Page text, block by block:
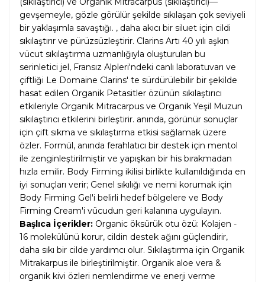
gevşemeyle, gözle görülür şekilde sıkılaşan çok seviyeli
bir yaklaşımla savaştığı. , daha akıcı bir siluet için cildi
sıkılaştırır ve pürüzsüzleştirir. Clarins Artı 40 yılı aşkın
vücut sıkılaştırma uzmanlığıyla oluşturulan bu
serinletici jel, Fransız Alpleri'ndeki canlı laboratuvarı ve
çiftliği Le Domaine Clarins' te sürdürülebilir bir şekilde
hasat edilen Organik Petasitler özünün sıkılaştırıcı
etkileriyle Organik Mitracarpus ve Organik Yeşil Muzun
sıkılaştırıcı etkilerini birleştirir. anında, görünür sonuçlar
için çift sıkma ve sıkılaştırma etkisi sağlamak üzere
özler. Formül, anında ferahlatıcı bir destek için mentol
ile zenginleştirilmiştir ve yapışkan bir his bırakmadan
hızla emilir. Body Firming ikilisi birlikte kullanıldığında en
iyi sonuçları verir; Genel sıkılığı ve nemi korumak için
Body Firming Gel'i belirli hedef bölgelere ve Body
Firming Cream'i vücudun geri kalanına uygulayın.
Başlıca İçerikler: Organic öksürük otu özü: Kolajen -
16 molekülünü korur, cildin destek ağını güçlendirir,
daha sıkı bir cilde yardımcı olur. Sıkılaştırma için Organik
Mitrakarpus ile birleştirilmiştir. Organik aloe vera &
organik kivi özleri nemlendirme ve enerji verme